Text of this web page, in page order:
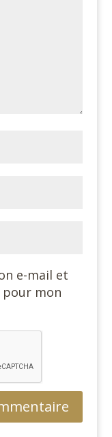
e-mail et
pour mon